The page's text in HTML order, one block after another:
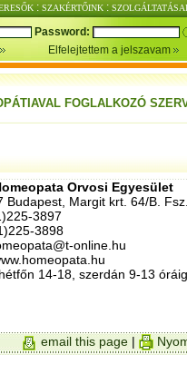
: SZAKÉRTŐINK :
Password:
Elfelejtettem a jelszavam
FOGLALKOZÓ
Orvosi Egyesület
Budapest, Margit krt. 64/B.
3897
3898
online.hu
14-18, szerdán 9-13 óráig
email this page |